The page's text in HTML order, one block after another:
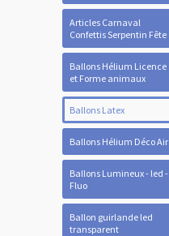
Articles Carnaval
Confettis Serpentin Fête
Ballons Hélium Licence
et Forme animaux
Ballons Latex
Ballons Hélium Déco Air
Ballons Lumineux - led -
Fluo
Ballon guirlande led
transparent